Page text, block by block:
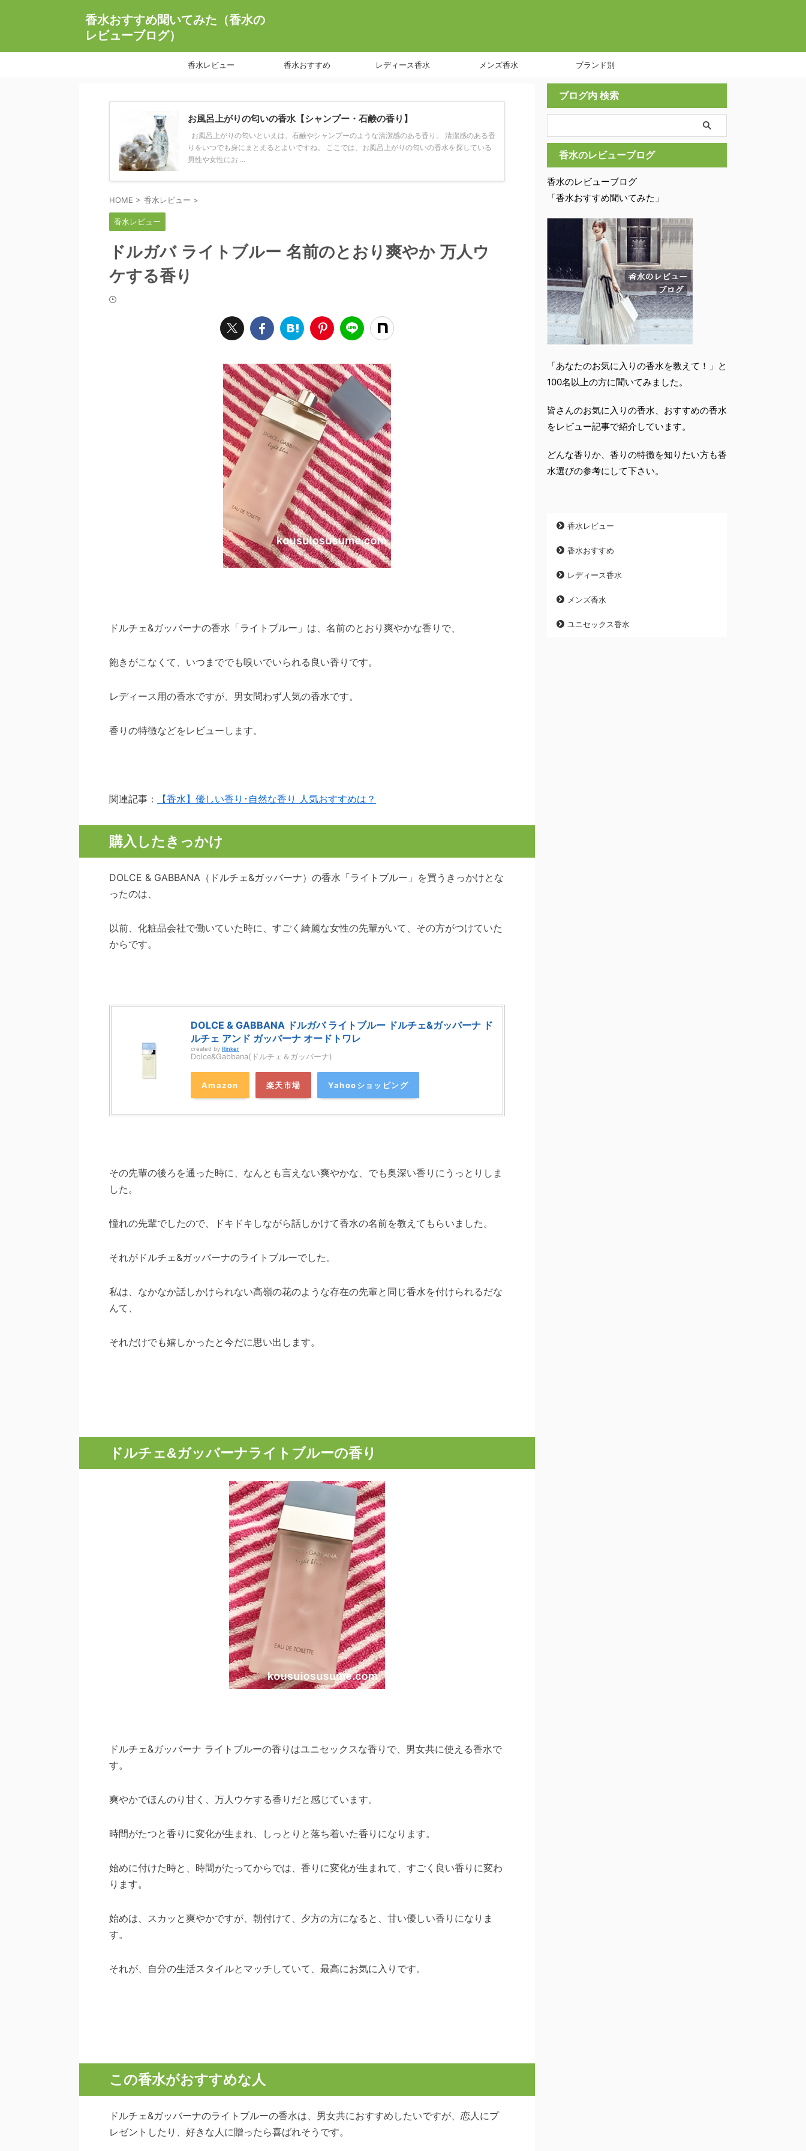
香水おすすめ聞いてみた（香水の
レビューブログ）
香水レビュー 香水おすすめ レディース香水 メンズ香水 ブランド別
お風呂上がりの匂いの香水【シャンプー・石鹸の香り】
お風呂上がりの匂いといえは、石鹸やシャンプーのような清潔感のある香り。 清潔感のある香
りをいつでも身にまとえるとよいですね。 ここでは、お風呂上がりの匂いの香水を探している
男性や女性にお ...
HOME > 香水レビュー >
香水レビュー
ドルガバ ライトブルー 名前のとおり爽やか 万人ウ
ケする香り
ドルチェ&ガッバーナの香水「ライトブルー」は、名前のとおり爽やかな香りで、
飽きがこなくて、いつまででも嗅いでいられる良い香りです。
レディース用の香水ですが、男女問わず人気の香水です。
香りの特徴などをレビューします。
関連記事： 【香水】優しい香り･自然な香り 人気おすすめは？
購入したきっかけ
DOLCE & GABBANA（ドルチェ&ガッバーナ）の香水「ライトブルー」を買うきっかけとな
ったのは、
以前、化粧品会社で働いていた時に、すごく綺麗な女性の先輩がいて、その方がつけていた
からです。
DOLCE & GABBANA ドルガバ ライトブルー ドルチェ&ガッバーナ ド
ルチェ アンド ガッバーナ オードトワレ
created by Rinker
Dolce&Gabbana(ドルチェ＆ガッバーナ)
Amazon 楽天市場 Yahooショッピング
その先輩の後ろを通った時に、なんとも言えない爽やかな、でも奥深い香りにうっとりしま
した。
憧れの先輩でしたので、ドキドキしながら話しかけて香水の名前を教えてもらいました。
それがドルチェ&ガッバーナのライトブルーでした。
私は、なかなか話しかけられない高嶺の花のような存在の先輩と同じ香水を付けられるだな
んて、
それだけでも嬉しかったと今だに思い出します。
ドルチェ&ガッバーナライトブルーの香り
ドルチェ&ガッバーナ ライトブルーの香りはユニセックスな香りで、男女共に使える香水で
す。
爽やかでほんのり甘く、万人ウケする香りだと感じています。
時間がたつと香りに変化が生まれ、しっとりと落ち着いた香りになります。
始めに付けた時と、時間がたってからでは、香りに変化が生まれて、すごく良い香りに変わ
ります。
始めは、スカッと爽やかですが、朝付けて、夕方の方になると、甘い優しい香りになりま
す。
それが、自分の生活スタイルとマッチしていて、最高にお気に入りです。
この香水がおすすめな人
ドルチェ&ガッバーナのライトブルーの香水は、男女共におすすめしたいですが、恋人にプ
レゼントしたり、好きな人に贈ったら喜ばれそうです。
ブログ内 検索
香水のレビューブログ
香水のレビューブログ
「香水おすすめ聞いてみた」
「あなたのお気に入りの香水を教えて！」と
100名以上の方に聞いてみました。
皆さんのお気に入りの香水、おすすめの香水
をレビュー記事で紹介しています。
どんな香りか、香りの特徴を知りたい方も香
水選びの参考にして下さい。
香水レビュー
香水おすすめ
レディース香水
メンズ香水
ユニセックス香水